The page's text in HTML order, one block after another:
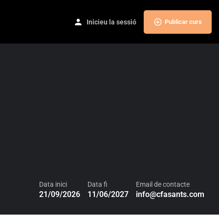
Inicieu la sessió Publicar curs
Data inici
21/09/2026
Data fi
11/06/2027
Email de contacte
info@cfasants.com